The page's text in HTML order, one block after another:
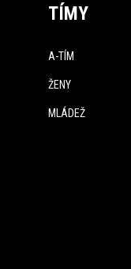
TÍMY
A-TÍM
ŽENY
MLÁDEŽ